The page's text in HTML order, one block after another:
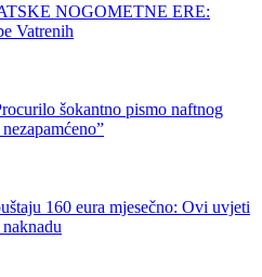
NOGOMETNE ERE:
Vatrenih
šokantno pismo naftnog
160 eura mjesečno: Ovi uvjeti